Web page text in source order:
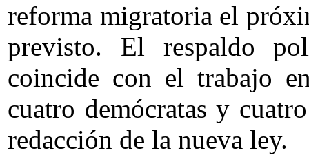
reforma migratoria el
previsto. El respaldo
coincide con el trabajo
cuatro demócratas y
redacción de la nueva ley.